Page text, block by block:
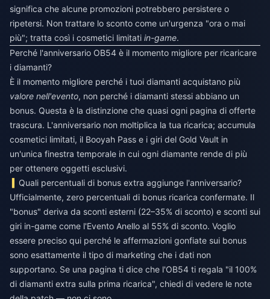
significa che alcune promozioni potrebbero persistere o
ripetersi. Non trattare lo sconto come un'urgenza "ora o mai
più"; tratta così i cosmetici limitati in-game.
Perché l'anniversario OB54 è il momento migliore per ricaricare
i diamanti?
È il momento migliore perché i tuoi diamanti acquistano più
valore nell'evento, non perché i diamanti stessi abbiano un
bonus. Questa è la distinzione che quasi ogni pagina di offerte
trascura. L'anniversario non moltiplica la tua ricarica; accumula
cosmetici limitati, il Booyah Pass e i giri del Gold Vault in
un'unica finestra temporale in cui ogni diamante rende di più
per ottenere oggetti esclusivi.
Quali percentuali di bonus extra aggiunge l'anniversario?
Ufficialmente, zero percentuali di bonus ricarica confermate. Il
"bonus" deriva da sconti esterni (22–35% di sconto) e sconti sui
giri in-game come l'Evento Anello al 55% di sconto. Voglio
essere preciso qui perché le affermazioni gonfiate sui bonus
sono esattamente il tipo di marketing che i dati non
supportano. Se una pagina ti dice che l'OB54 ti regala "il 100%
di diamanti extra sulla prima ricarica", chiedi di vedere le note